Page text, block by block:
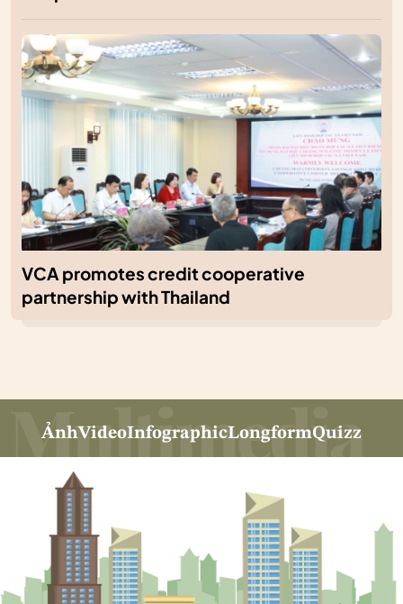
VCA promotes credit cooperative
partnership with Thailand
ẢnhVideoInfographicLongformQuizz